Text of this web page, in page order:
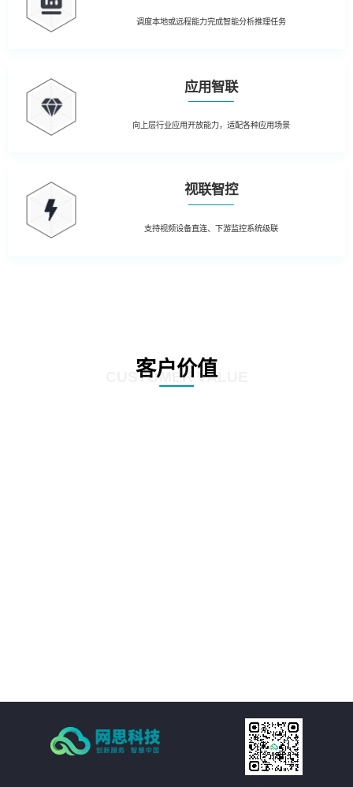
调度本地或远程能力完成智能分析推理任务
应用智联
向上层行业应用开放能力，适配各种应用场景
视联智控
支持视频设备直连、下游监控系统级联
客户价值
CUSTOMER VALUE